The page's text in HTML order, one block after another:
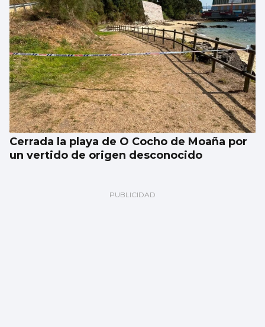
Cerrada la playa de O Cocho de Moaña por
un vertido de origen desconocido